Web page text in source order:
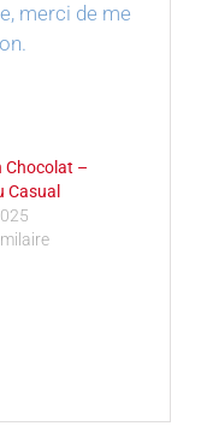
merci de me
Chocolat –
Casual